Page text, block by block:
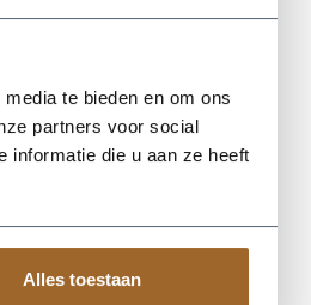
te bieden en om ons
partners voor social
informatie die u aan ze heeft
Alles toestaan